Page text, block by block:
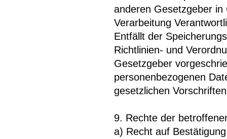
anderen Gesetzgeber
Verarbeitung
Entfällt der
Richtlinien- und
Gesetzgeber
personenbezogenen
gesetzlichen
9. Rechte der
a) Recht auf Bestätigung